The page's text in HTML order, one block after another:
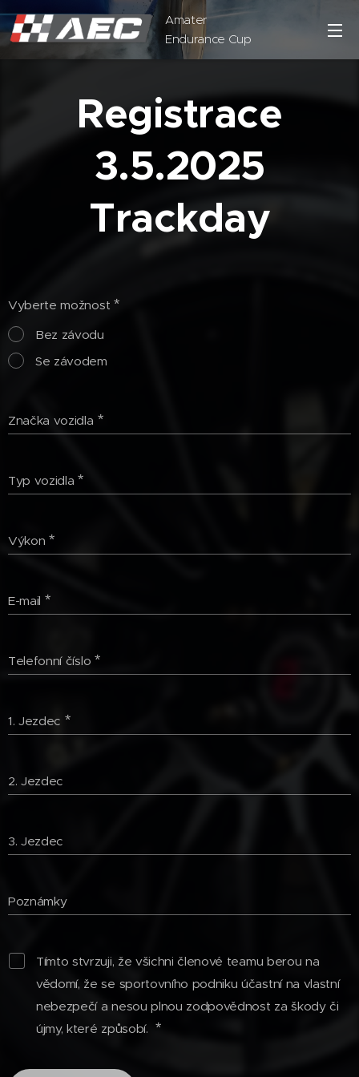
Amater
Endurance Cup
Registrace
3.5.2025
Trackday
Vyberte možnost
Bez závodu
Se závodem
Značka vozidla
Typ vozidla
Výkon
E-mail
Telefonní číslo
1. Jezdec
2. Jezdec
3. Jezdec
Poznámky
Tímto stvrzuji, že všichni členové teamu berou na
vědomí, že se sportovního podniku účastní na vlastní
nebezpečí a nesou plnou zodpovědnost za škody či
újmy, které způsobí.